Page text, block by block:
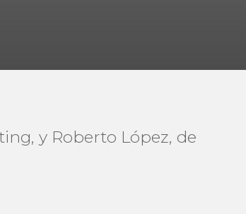
y Roberto López, de